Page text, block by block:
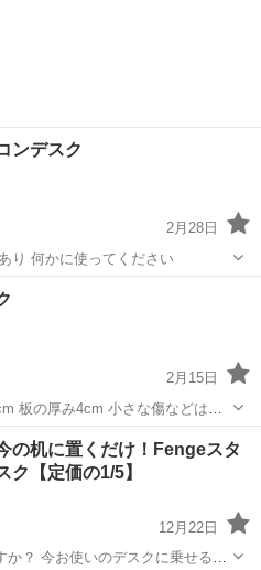
ンデスク
2月28日
り 何かに使ってください
テーブル
2月15日
小さな傷などはあ
態です。 解体してのお渡しも、
相談ください。 ニトリで購
デスク
の机に置くだけ！Fengeスタ
ク【定価の1/5】
12月22日
？ 今お使いのデスクに乗せるだ